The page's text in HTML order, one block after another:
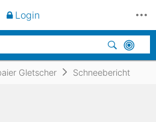
Gletscher Schneebericht
Login